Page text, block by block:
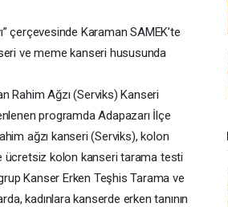
çerçevesinde Karaman SAMEK’te
ve meme kanseri hususunda
Rahim Ağzı (Serviks) Kanseri
programda Adapazarı İlçe
ağzı kanseri (Serviks), kolon
ücretsiz kolon kanseri tarama testi
Kanser Erken Teşhis Tarama ve
kadınlara kanserde erken tanının